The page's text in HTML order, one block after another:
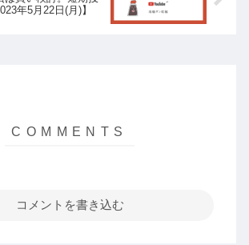
年5月22日(月)】
コメントを書き込む